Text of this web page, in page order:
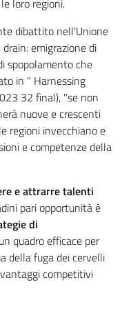
loro regioni.
dibattito nell'Unione
drain: emigrazione di
spopolamento che
in " Harnessing
32 final), "se non
nuove e crescenti
regioni invecchiano e
e competenze della
e attrarre talenti
pari opportunità è
di
quadro efficace per
della fuga dei cervelli
competitivi